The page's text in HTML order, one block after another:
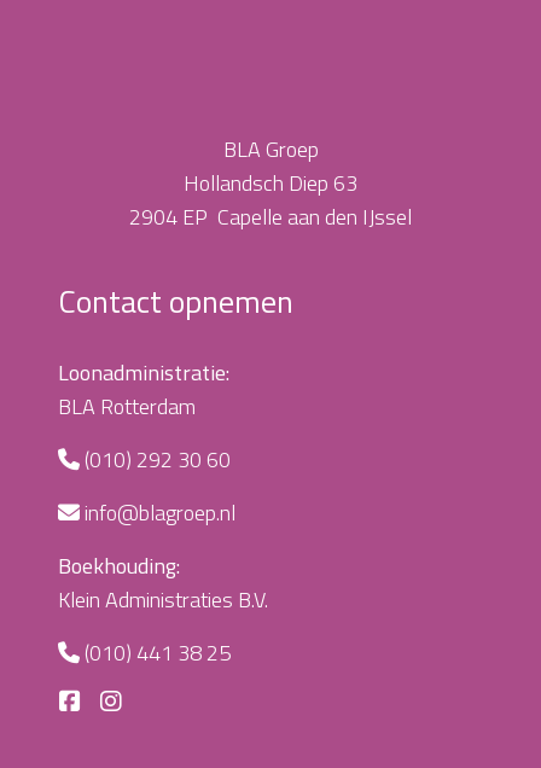
BLA Groep
Hollandsch Diep 63
2904 EP Capelle aan den IJssel
Contact opnemen
Loonadministratie:
BLA Rotterdam
(010) 292 30 60
info@blagroep.nl
Boekhouding:
Klein Administraties B.V.
(010) 441 38 25